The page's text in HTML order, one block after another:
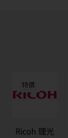
特價
Ricoh 理光